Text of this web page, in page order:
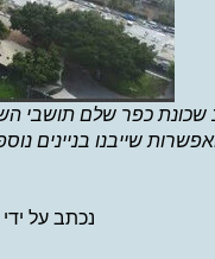
נכתב על ידי